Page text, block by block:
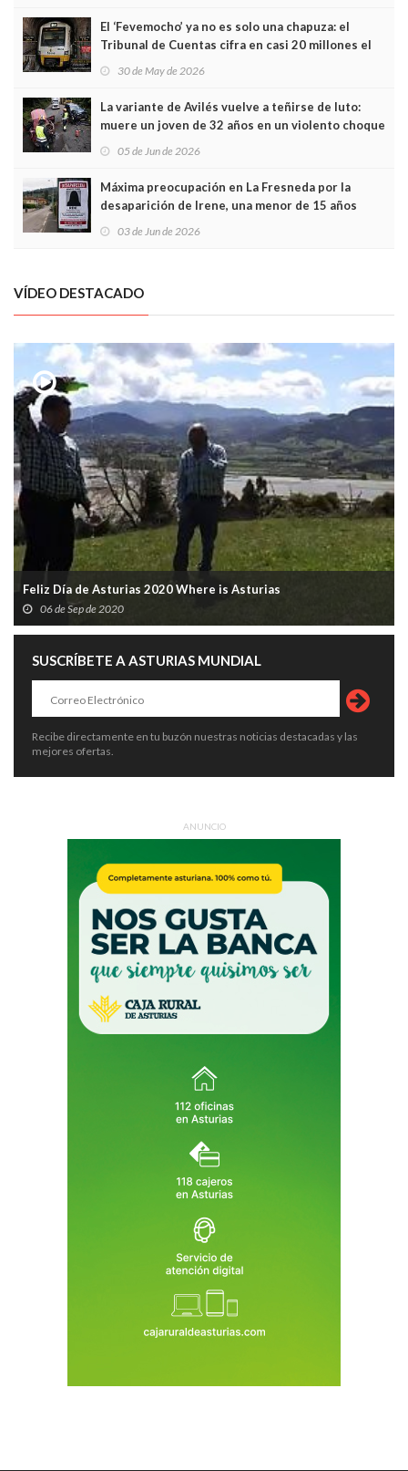
El ‘Fevemocho’ ya no es solo una chapuza: el
Tribunal de Cuentas cifra en casi 20 millones el
sobrecoste de los trenes que no cabían por los
30 de May de 2026
La variante de Avilés vuelve a teñirse de luto:
muere un joven de 32 años en un violento choque
frontal
05 de Jun de 2026
Máxima preocupación en La Fresneda por la
desaparición de Irene, una menor de 15 años
03 de Jun de 2026
VÍDEO DESTACADO
Feliz Día de Asturias 2020 Where is Asturias
06 de Sep de 2020
SUSCRÍBETE A ASTURIAS MUNDIAL
Recibe directamente en tu buzón nuestras noticias destacadas y las
mejores ofertas.
ANUNCIO